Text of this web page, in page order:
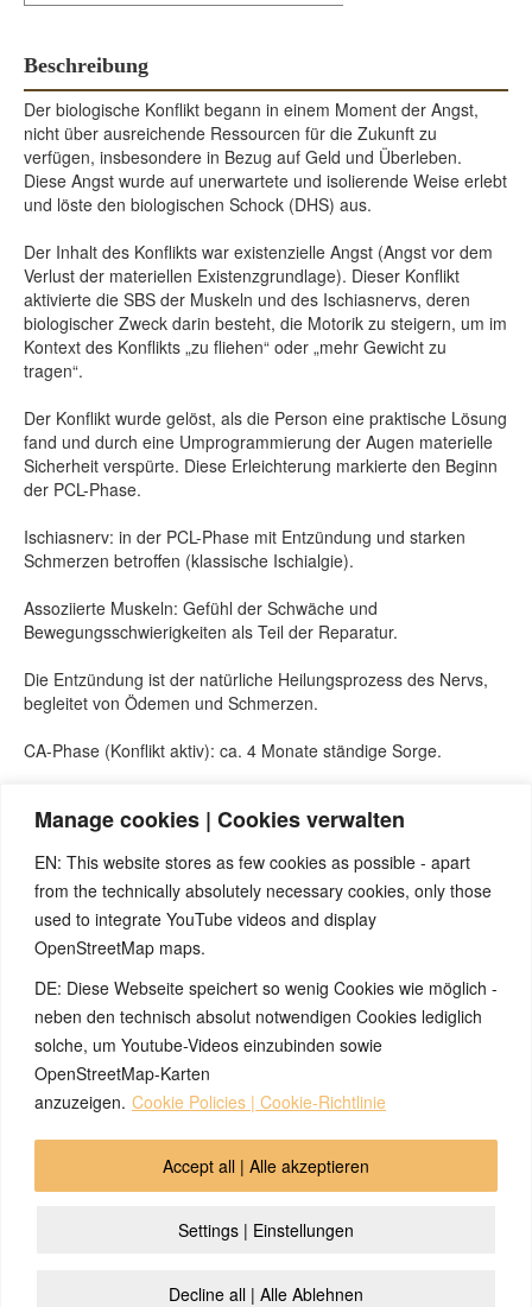
Manage cookies | Cookies verwalten
EN: This website stores as few cookies as possible - apart
from the technically absolutely necessary cookies, only those
used to integrate YouTube videos and display
OpenStreetMap maps.
DE: Diese Webseite speichert so wenig Cookies wie möglich -
neben den technisch absolut notwendigen Cookies lediglich
solche, um Youtube-Videos einzubinden sowie
OpenStreetMap-Karten
anzuzeigen. Cookie Policies | Cookie-Richtlinie
Settings | Einstellungen
Decline all | Alle Ablehnen
Accept all | Alle akzeptieren
Beschreibung
Der biologische Konflikt begann in einem Moment der Angst,
nicht über ausreichende Ressourcen für die Zukunft zu
verfügen, insbesondere in Bezug auf Geld und Überleben.
Diese Angst wurde auf unerwartete und isolierende Weise erlebt
und löste den biologischen Schock (DHS) aus.
Der Inhalt des Konflikts war existenzielle Angst (Angst vor dem
Verlust der materiellen Existenzgrundlage). Dieser Konflikt
aktivierte die SBS der Muskeln und des Ischiasnervs, deren
biologischer Zweck darin besteht, die Motorik zu steigern, um im
Kontext des Konflikts „zu fliehen“ oder „mehr Gewicht zu
tragen“.
Der Konflikt wurde gelöst, als die Person eine praktische Lösung
fand und durch eine Umprogrammierung der Augen materielle
Sicherheit verspürte. Diese Erleichterung markierte den Beginn
der PCL-Phase.
Ischiasnerv: in der PCL-Phase mit Entzündung und starken
Schmerzen betroffen (klassische Ischialgie).
Assoziierte Muskeln: Gefühl der Schwäche und
Bewegungsschwierigkeiten als Teil der Reparatur.
Die Entzündung ist der natürliche Heilungsprozess des Nervs,
begleitet von Ödemen und Schmerzen.
CA-Phase (Konflikt aktiv): ca. 4 Monate ständige Sorge.
Schmerzen verschwanden.
Hinweis:
Hast du auch schon spannende Erfahrungen mit den
5BN gemacht? Dann wäre es großartig, wenn du uns dazu
einen anonymisierten Erfahrungsbericht schickst, damit wir ihn
im Archiv veröffentlichen können und alle von deinen
Erfahrungen profitieren können. Vielen Dank!
© 2026 by Ingmar Marquardt
Impressum Datenschutzerklärung
Cookie Policy (EU)